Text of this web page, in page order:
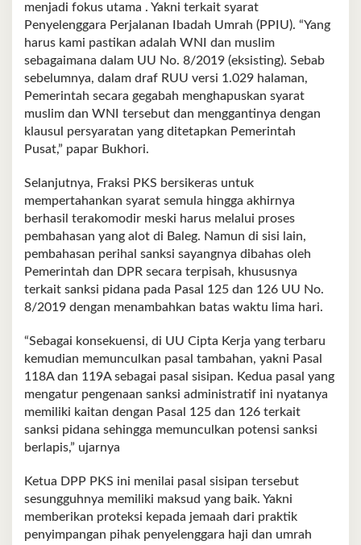
menjadi fokus utama . Yakni terkait syarat
Penyelenggara Perjalanan Ibadah Umrah (PPIU). “Yang
harus kami pastikan adalah WNI dan muslim
sebagaimana dalam UU No. 8/2019 (eksisting). Sebab
sebelumnya, dalam draf RUU versi 1.029 halaman,
Pemerintah secara gegabah menghapuskan syarat
muslim dan WNI tersebut dan menggantinya dengan
klausul persyaratan yang ditetapkan Pemerintah
Pusat,” papar Bukhori.
Selanjutnya, Fraksi PKS bersikeras untuk
mempertahankan syarat semula hingga akhirnya
berhasil terakomodir meski harus melalui proses
pembahasan yang alot di Baleg. Namun di sisi lain,
pembahasan perihal sanksi sayangnya dibahas oleh
Pemerintah dan DPR secara terpisah, khususnya
terkait sanksi pidana pada Pasal 125 dan 126 UU No.
8/2019 dengan menambahkan batas waktu lima hari.
“Sebagai konsekuensi, di UU Cipta Kerja yang terbaru
kemudian memunculkan pasal tambahan, yakni Pasal
118A dan 119A sebagai pasal sisipan. Kedua pasal yang
mengatur pengenaan sanksi administratif ini nyatanya
memiliki kaitan dengan Pasal 125 dan 126 terkait
sanksi pidana sehingga memunculkan potensi sanksi
berlapis,” ujarnya
Ketua DPP PKS ini menilai pasal sisipan tersebut
sesungguhnya memiliki maksud yang baik. Yakni
memberikan proteksi kepada jemaah dari praktik
penyimpangan pihak penyelenggara haji dan umrah